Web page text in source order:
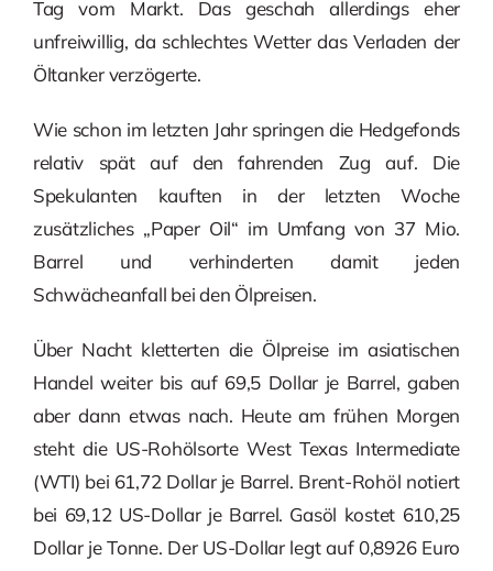
Tag vom Markt. Das geschah allerdings eher
unfreiwillig, da schlechtes Wetter das Verladen der
Öltanker verzögerte.
Wie schon im letzten Jahr springen die Hedgefonds
relativ spät auf den fahrenden Zug auf. Die
Spekulanten kauften in der letzten Woche
zusätzliches „Paper Oil“ im Umfang von 37 Mio.
Barrel und verhinderten damit jeden
Schwächeanfall bei den Ölpreisen.
Über Nacht kletterten die Ölpreise im asiatischen
Handel weiter bis auf 69,5 Dollar je Barrel, gaben
aber dann etwas nach. Heute am frühen Morgen
steht die US-Rohölsorte West Texas Intermediate
(WTI) bei 61,72 Dollar je Barrel. Brent-Rohöl notiert
bei 69,12 US-Dollar je Barrel. Gasöl kostet 610,25
Dollar je Tonne. Der US-Dollar legt auf 0,8926 Euro